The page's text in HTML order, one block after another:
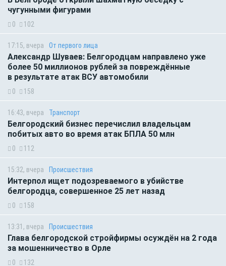
чугунными фигурами
0 102
17:15, вчера От первого лица
Александр Шуваев: Белгородцам направлено уже
более 50 миллионов рублей за повреждённые
в результате атак ВСУ автомобили
0 158
16:43, вчера Транспорт
Белгородский бизнес перечислил владельцам
побитых авто во время атак БПЛА 50 млн
0 112
15:32, вчера Происшествия
Интерпол ищет подозреваемого в убийстве
белгородца, совершенное 25 лет назад
0 158
13:31, вчера Происшествия
Глава белгородской стройфирмы осуждён на 2 года
за мошенничество в Орле
0 132